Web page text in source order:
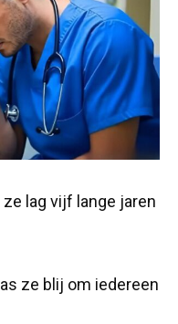
lag vijf lange jaren
ze blij om iedereen